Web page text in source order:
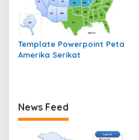
Template Powerpoint Peta
Amerika Serikat
News Feed